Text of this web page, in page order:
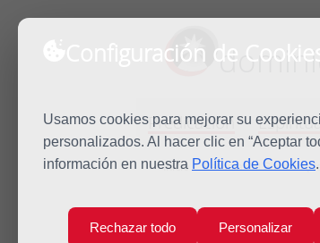
Configuración de
Usamos cookies para mejorar su
personalizados. Al hacer clic en “Aceptar
información en nuestra Política de Cookies.
Rechazar todo Personalizar
Predicación
Inicio Escuela del Silencio